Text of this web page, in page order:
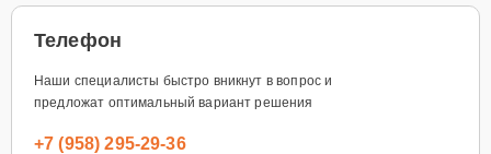
Телефон
Наши специалисты быстро вникнут в вопрос и
предложат оптимальный вариант решения
+7 (958) 295-29-36